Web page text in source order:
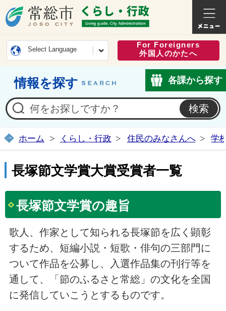
常総市公式ホームページ
くらし
Select Language
For Foreigners
外国人のかたへ
情報を探す 各課から探す
ホーム くらし・行政 住民のみなさんへ 学
長塚節文学賞大賞受賞者一覧
長塚節文学賞の趣旨
歌人、作家として知られる長塚節を広く顕彰
するため、短編小説・短歌・俳句の三部門に
ついて作品を公募し、入選作品集の刊行等を
通して、「節のふるさと常総」の文化を全国
に発信していこうとするものです。